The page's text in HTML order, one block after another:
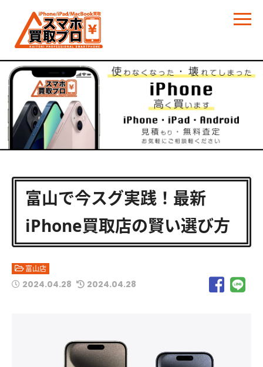
富山で今スグ実践！最新
iPhone買取店の賢い選び方
富山店
2024.04.28 2024.04.28